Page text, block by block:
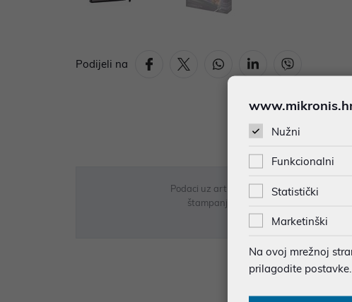
Podijeli na
Podaci uz artikle su prezentirani u dobroj
štampanja te promjene u dostupnosti
Nužni
Funkcionalni
Statistički
Marketinški
Na ovoj mrežnoj
prilagodite postavke.